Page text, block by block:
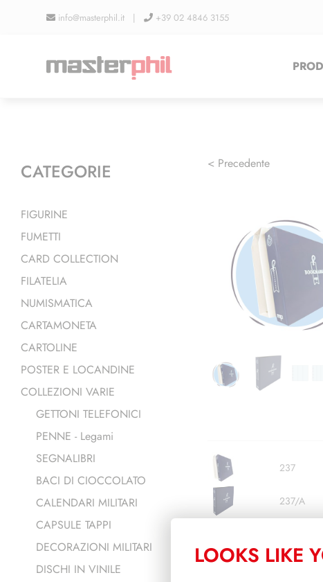
info@masterphil.it | +39 02 4846 3155
< Precedente
237
237/A
CATEGORIE
FIGURINE
FUMETTI
CARD COLLECTION
FILATELIA
NUMISMATICA
CARTAMONETA
CARTOLINE
POSTER E LOCANDINE
COLLEZIONI VARIE
GETTONI TELEFONICI
PENNE - Legami
SEGNALIBRI
BACI DI CIOCCOLATO
CALENDARI MILITARI
CAPSULE TAPPI
DECORAZIONI MILITARI
DISCHI IN VINILE
LOOKS LIKE